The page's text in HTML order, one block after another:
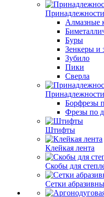
Алмазные
Буры
Зенкеры и
Зубило
Пики
Сверла
Борфрезы
Фрезы по
Штифты
Клейкая лента
Скобы для
Сетки